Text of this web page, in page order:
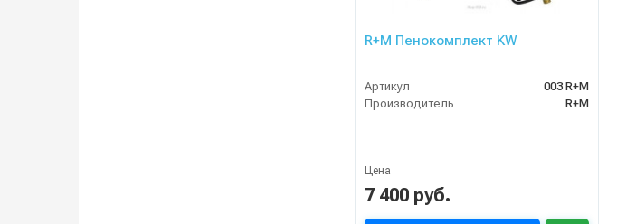
R+M Пенокомплект KW
Артикул
003 R+M
Производитель
R+M
Цена
7 400 руб.